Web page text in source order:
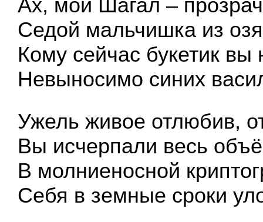
Ах, мой Шагал –
Седой мальчишка из
Кому сейчас букетик вы
Невыносимо синих
Ужель живое отлюбив,
Вы исчерпали весь
В молниеносной
Себя в земные сроки